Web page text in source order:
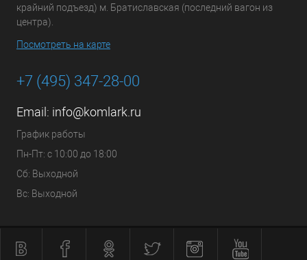
крайний подъезд) м. Братиславская (последний вагон из
центра).
Посмотреть на карте
+7 (495) 347-28-00
Email: info@komlark.ru
График работы
Пн-Пт: с 10:00 до 18:00
Сб: Выходной
Вс: Выходной